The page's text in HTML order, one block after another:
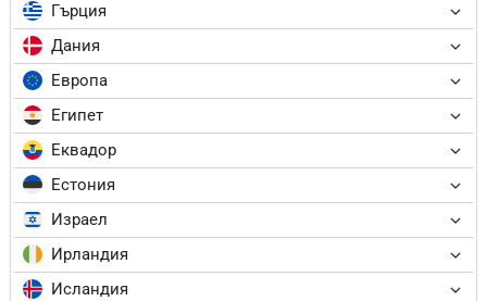
Гърция
Дания
Европа
Египет
Еквадор
Естония
Израел
Ирландия
Исландия